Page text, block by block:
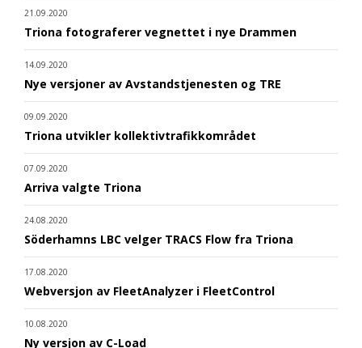
21.09.2020
Triona fotograferer vegnettet i nye Drammen
14.09.2020
Nye versjoner av Avstandstjenesten og TRE
09.09.2020
Triona utvikler kollektivtrafikkområdet
07.09.2020
Arriva valgte Triona
24.08.2020
Söderhamns LBC velger TRACS Flow fra Triona
17.08.2020
Webversjon av FleetAnalyzer i FleetControl
10.08.2020
Ny versjon av C-Load